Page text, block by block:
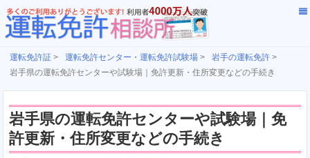
運転免許証 > 運転免許センター・運転免許試験場 > 岩手の運転免許 >
岩手県の運転免許センターや試験場｜免許更新・住所変更などの手続き
岩手県の運転免許センターや試験場｜免
許更新・住所変更などの手続き